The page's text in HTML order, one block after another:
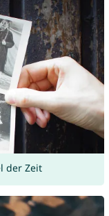
der Zeit